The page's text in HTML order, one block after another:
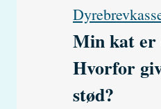
Min kat er
Hvorfor
stød?